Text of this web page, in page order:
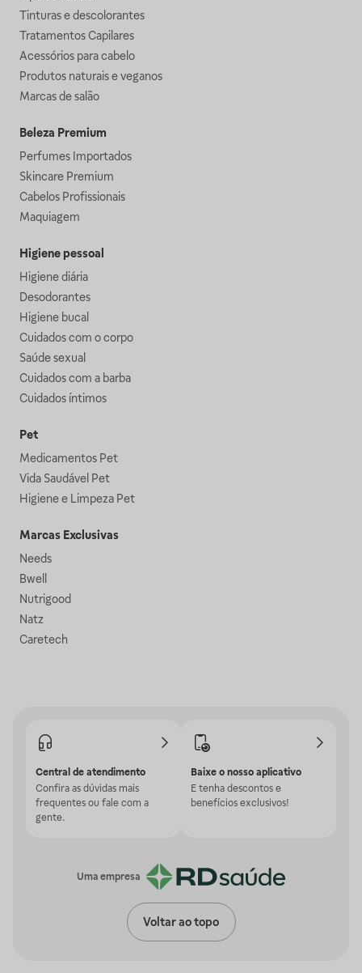
Tinturas e descolorantes
Tratamentos Capilares
Acessórios para cabelo
Produtos naturais e veganos
Marcas de salão
Beleza Premium
Perfumes Importados
Skincare Premium
Cabelos Profissionais
Maquiagem
Higiene pessoal
Higiene diária
Desodorantes
Higiene bucal
Cuidados com o corpo
Saúde sexual
Cuidados com a barba
Cuidados íntimos
Pet
Medicamentos Pet
Vida Saudável Pet
Higiene e Limpeza Pet
Marcas Exclusivas
Needs
Bwell
Nutrigood
Natz
Caretech
Central de atendimento
Confira as dúvidas mais
frequentes ou fale com a
gente.
Baixe o nosso aplicativo
E tenha descontos e
benefícios exclusivos!
Uma empresa
Voltar ao topo